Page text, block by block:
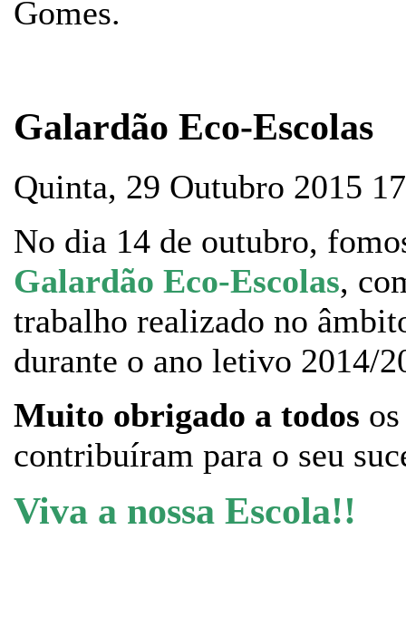
Gomes.
Galardão Eco-Escolas
Quinta, 29 Outubro 2015
No dia 14 de outubro,
Galardão Eco-Escolas,
trabalho realizado no
durante o ano letivo 2014/
Muito obrigado a todos
contribuíram para o seu
Viva a nossa Escola!!